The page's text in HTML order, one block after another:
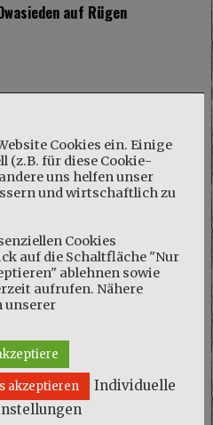
auf Rügen
und eine kuriose Entdeckung
und eine kuriose Entdeckung
Flair
Cookies ein. Einige
(z.B. für diese Cookie-
uns helfen unser
und wirtschaftlich zu
Cookies
auf die Schaltfläche "Nur
ablehnen sowie
aufrufen. Nähere
unserer
akzeptieren
Individuelle